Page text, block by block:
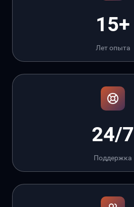
15+
Лет опыта
24/7
Поддержка